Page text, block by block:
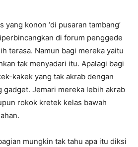
yang konon ‘di pusaran tambang’
di forum penggede
terasa. Namun bagi mereka yaitu
tak menyadari itu. Apalagi bagi
kakek yang tak akrab dengan
gadget. Jemari mereka lebih akrab
rokok kretek kelas bawah
mungkin tak tahu apa itu diksi